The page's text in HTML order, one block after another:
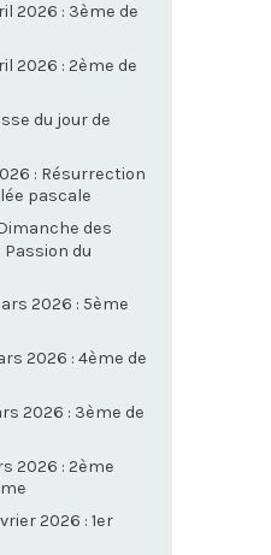
2026 : 3ème de
2026 : 2ème de
du jour de
: Résurrection
pascale
des
Passion du
2026 : 5ème
2026 : 4ème de
2026 : 3ème de
2026 : 2ème
2026 : 1er